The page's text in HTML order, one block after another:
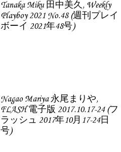
Tanaka Miku 田中美久, Weekly
Playboy 2021 No.48 (週刊プレイ
ボーイ 2021年48号)
Nagao Mariya 永尾まりや,
FLASH 電子版 2017.10.17-24 (フ
ラッシュ 2017年10月17-24日
号)